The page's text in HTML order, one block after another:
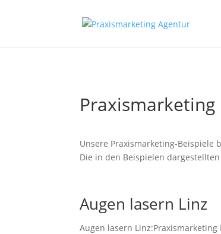
Praxismarketing
Unsere Praxismarketing-
Die in den Beispielen
Augen lasern Linz
Augen lasern